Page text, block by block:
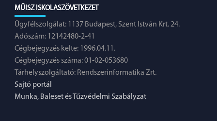
MŰISZ ISKOLASZÖVETKEZET
Ügyfélszolgálat: 1137 Budapest, Szent István Krt. 24.
Adószám: 12142480-2-41
Cégbejegyzés kelte: 1996.04.11.
Cégbejegyzés száma: 01-02-053680
Tárhelyszolgáltató: Rendszerinformatika Zrt.
Sajtó portál
Munka, Baleset és Tűzvédelmi Szabályzat